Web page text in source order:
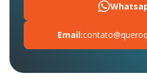
Email: